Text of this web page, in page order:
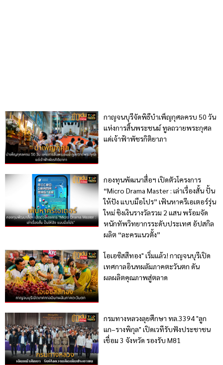
กาญจนบุรีจัดพิธีบำเพ็ญกุศลครบ 50 วัน
แห่งการสิ้นพระชนม์ ทูลถวายพระกุศล
แด่เจ้าฟ้าพัชรกิติยาภา
กองทุนพัฒนาสื่อฯ เปิดตัวโครงการ
“Micro Drama Master : เล่าเรื่องสั้น ปั้น
ให้ปัง แบบมือโปร” เฟ้นหาครีเอเตอร์รุ่น
ใหม่ ชิงเงินรางวัลรวม 2 แสน พร้อมจัด
หนักทัพวิทยากรระดับประเทศ อัปสกิล
ผลิต “ละครแนวตั้ง”
โอเอซิสสีทอง" เริ่มแล้ว! กาญจนบุรีเปิด
เทศกาลอินทผลัมภาคตะวันตก ดัน
ผลผลิตคุณภาพสู่ตลาด
กรมทางหลวงลุยศึกษา ทล.3394 "ลูก
แก–รางพิกุล" เปิดเวทีรับฟังประชาชน
เชื่อม 3 จังหวัด รองรับ M81